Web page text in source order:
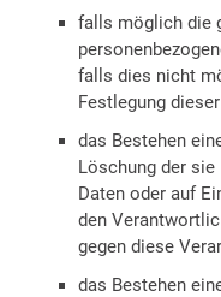
falls möglich die
falls dies nicht
Festlegung
das Bestehen
Löschung der
Daten oder auf
den
gegen diese
das Bestehen